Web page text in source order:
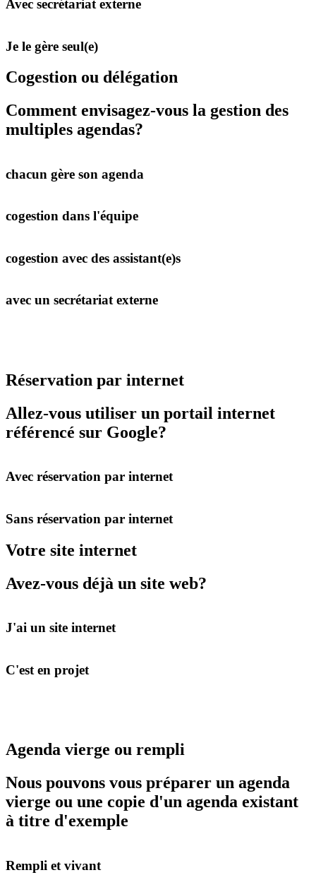
Avec secrétariat externe
Je le gère seul(e)
Cogestion ou délégation
Comment envisagez-vous la gestion des
multiples agendas?
chacun gère son agenda
cogestion dans l'équipe
cogestion avec des assistant(e)s
avec un secrétariat externe
Réservation par internet
Allez-vous utiliser un portail internet
référencé sur Google?
Avec réservation par internet
Sans réservation par internet
Votre site internet
Avez-vous déjà un site web?
J'ai un site internet
C'est en projet
Agenda vierge ou rempli
Nous pouvons vous préparer un agenda
vierge ou une copie d'un agenda existant
à titre d'exemple
Rempli et vivant